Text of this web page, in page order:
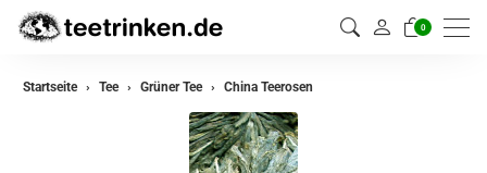
0
zurück
Startseite Tee Grüner Tee China Teerosen